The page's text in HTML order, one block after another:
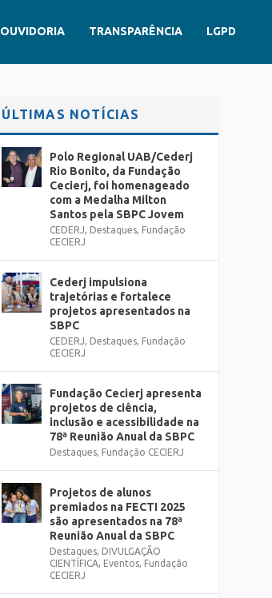
OUVIDORIA TRANSPARÊNCIA LGPD
ÚLTIMAS NOTÍCIAS
Polo Regional UAB/Cederj
Rio Bonito, da Fundação
Cecierj, foi homenageado
com a Medalha Milton
Santos pela SBPC Jovem
CEDERJ, Destaques, Fundação
CECIERJ
Cederj impulsiona
trajetórias e fortalece
projetos apresentados na
SBPC
CEDERJ, Destaques, Fundação
CECIERJ
Fundação Cecierj apresenta
projetos de ciência,
inclusão e acessibilidade na
78ª Reunião Anual da SBPC
Destaques, Fundação CECIERJ
Projetos de alunos
premiados na FECTI 2025
são apresentados na 78ª
Reunião Anual da SBPC
Destaques, DIVULGAÇÃO
CIENTÍFICA, Eventos, Fundação
CECIERJ